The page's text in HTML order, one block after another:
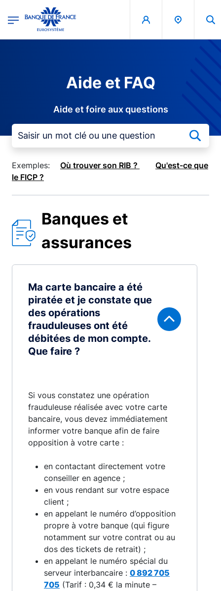
Banque de France - Menu Principal
Aide et FAQ
Aide et foire aux questions
Exemples: Où trouver son RIB ?
Qu'est-ce que
le FICP ?
Banques et
assurances
Ma carte bancaire a été
piratée et je constate que
des opérations
frauduleuses ont été
débitées de mon compte.
Que faire ?
Si vous constatez une opération
frauduleuse réalisée avec votre carte
bancaire, vous devez immédiatement
informer votre banque afin de faire
opposition à votre carte :
en contactant directement votre
conseiller en agence ;
en vous rendant sur votre espace
client ;
en appelant le numéro d’opposition
propre à votre banque (qui figure
notamment sur votre contrat ou au
dos des tickets de retrait) ;
en appelant le numéro spécial du
serveur interbancaire : 0 892 705
705 (Tarif : 0,34 € la minute –